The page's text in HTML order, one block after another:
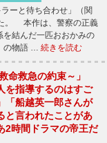
ーと待ち合わせ」（関
。 本作は、警察の正義
を結んだ一匹おおかみの
の物語 … 続きを読む
命救急の約束～」
を指導するのはすご
「船越英一郎さんが
と言われたことがあ
2時間ドラマの帝王だ